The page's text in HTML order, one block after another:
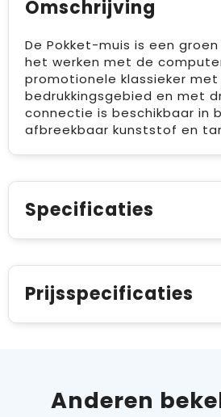
Omschrijving
De Pokket-muis is een
het werken met de
promotionele klassieker
bedrukkingsgebied en met
connectie is beschikbaar in
afbreekbaar kunststof en
Specificaties
Prijsspecificaties
Anderen